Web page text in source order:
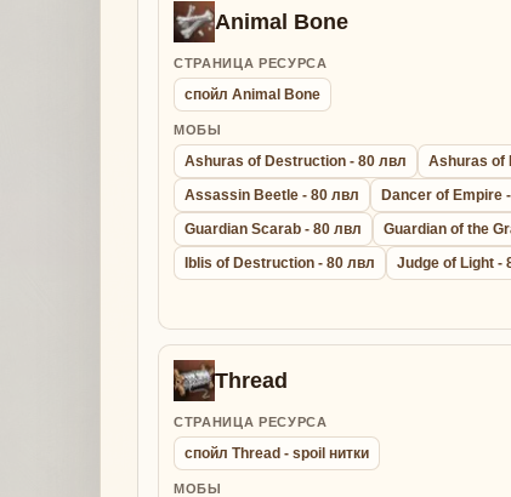
Animal Bone
СТРАНИЦА РЕСУРСА
спойл Animal Bone
МОБЫ
Ashuras of Destruction - 80 лвл
Ashuras of
Assassin Beetle - 80 лвл
Dancer of Empire
Guardian Scarab - 80 лвл
Guardian of the
Iblis of Destruction - 80 лвл
Judge of Light -
Thread
СТРАНИЦА РЕСУРСА
спойл Thread - spoil нитки
МОБЫ